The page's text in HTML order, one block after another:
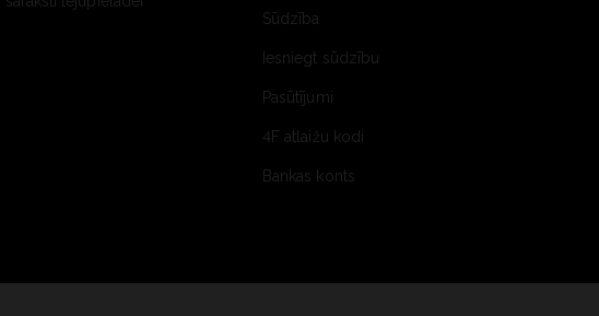
Sūdzība
Iesniegt sūdzību
Pasūtījumi
4F atlaižu kodi
Bankas konts